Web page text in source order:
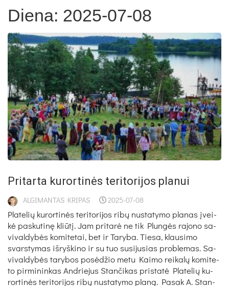
Diena: 2025-07-08
Pri­tar­ta ku­ror­ti­nės te­ri­to­ri­jos pla­nui
ALGIMANTAS KRIPAS 2025-07-08
Pla­te­lių ku­ror­ti­nės te­ri­to­ri­jos ri­bų nu­sta­ty­mo pla­nas įvei­
kė pa­sku­ti­nę kliū­tį. Jam pri­ta­rė ne tik Plun­gės ra­jo­no sa­
vi­val­dy­bės ko­mi­te­tai, bet ir Ta­ry­ba. Tie­sa, klau­si­mo
svars­ty­mas iš­ryš­ki­no ir su tuo su­si­ju­sias pro­ble­mas. Sa­
vi­val­dy­bės ta­ry­bos po­sė­džio me­tu Kai­mo rei­ka­lų ko­mi­te­
to pir­mi­nin­kas And­rie­jus Stan­či­kas pri­sta­tė Pla­te­lių ku­
ror­ti­nės te­ri­to­ri­jos ri­bų nu­sta­ty­mo pla­ną. Pa­sak A. Stan­